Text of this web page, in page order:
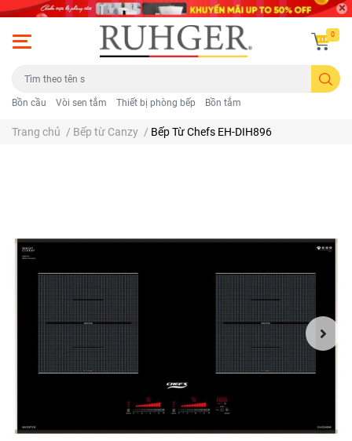
Bồn cầu Vòi sen tắm Thiết bị phòng bếp Bồn tắm
0
Trang chủ / Bếp từ Canzy / Bếp Từ Chefs EH-DIH896